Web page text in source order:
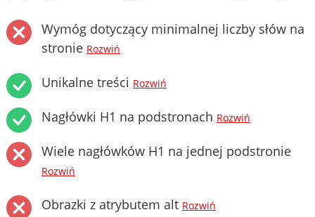
Wymóg dotyczący minimalnej liczby słów na
stronie Rozwiń
Unikalne treści Rozwiń
Nagłówki H1 na podstronach Rozwiń
Wiele nagłówków H1 na jednej podstronie
Rozwiń
Obrazki z atrybutem alt Rozwiń